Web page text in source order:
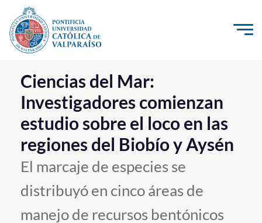
Click acá para ir directamente al contenido
La Universidad
Investigación, Creación e Innovación
PUCV Internacional
Vinculación con el Medio
Admisión
Ciencias del Mar:
Investigadores comienzan
estudio sobre el loco en las
regiones del Biobío y Aysén
El marcaje de especies se
distribuyó en cinco áreas de
manejo de recursos bentónicos